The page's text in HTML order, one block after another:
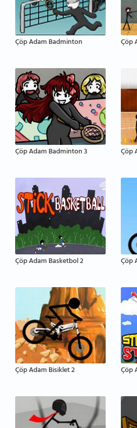
Çöp Adam Badminton Çöp
Çöp Adam Badminton 3 Çöp
Çöp Adam Basketbol 2 Çöp
Çöp Adam Bisiklet 2 Çöp